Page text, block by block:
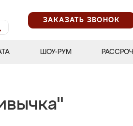
ЗАКАЗАТЬ ЗВОНОК
ШОУ-РУМ